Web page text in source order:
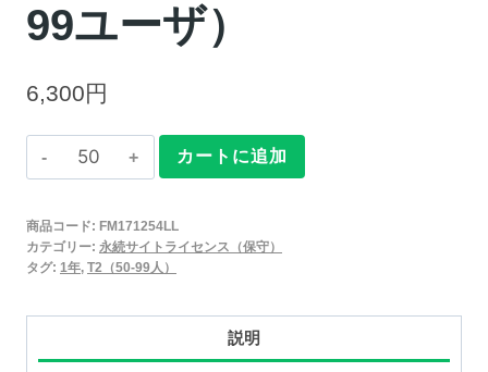
99ユーザ）
6,300円
Claris
FileMaker
永
続
ト
カートに追加
商品コード: FM171254LL
カテゴリー: 永続サイトライセンス（保守）
タグ: 1年, T2（50-99人）
説明